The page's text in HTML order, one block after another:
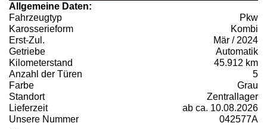
Allgemeine Daten:
Fahrzeugtyp
Pkw
Karosserieform
Kombi
Erst-Zul.
Mär / 2024
Getriebe
Automatik
Kilometerstand
45.912 km
Anzahl der Türen
5
Farbe
Grau
Standort
Zentrallager
Lieferzeit
ab ca. 10.08.2026
Unsere Nummer
042577A